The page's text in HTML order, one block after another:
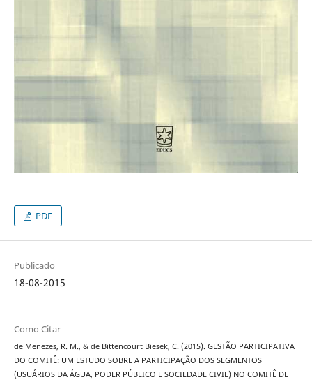
PDF
Publicado
18-08-2015
Como Citar
de Menezes, R. M., & de Bittencourt Biesek, C. (2015). GESTÃO PARTICIPATIVA
DO COMITÊ: UM ESTUDO SOBRE A PARTICIPAÇÃO DOS SEGMENTOS
(USUÁRIOS DA ÁGUA, PODER PÚBLICO E SOCIEDADE CIVIL) NO COMITÊ DE